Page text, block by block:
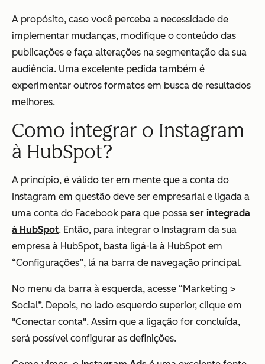
A propósito, caso você perceba a necessidade de
implementar mudanças, modifique o conteúdo das
publicações e faça alterações na segmentação da sua
audiência. Uma excelente pedida também é
experimentar outros formatos em busca de resultados
melhores.
Como integrar o Instagram
à HubSpot?
A princípio, é válido ter em mente que a conta do
Instagram em questão deve ser empresarial e ligada a
uma conta do Facebook para que possa ser integrada
à HubSpot. Então, para integrar o Instagram da sua
empresa à HubSpot, basta ligá-la à HubSpot em
“Configurações”, lá na barra de navegação principal.
No menu da barra à esquerda, acesse “Marketing >
Social”. Depois, no lado esquerdo superior, clique em
"Conectar conta". Assim que a ligação for concluída,
será possível configurar as definições.